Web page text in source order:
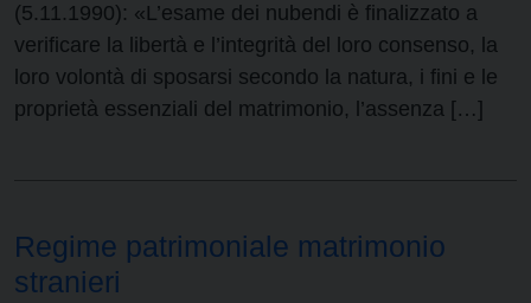
(5.11.1990): «L’esame dei nubendi è finalizzato a
verificare la libertà e l’integrità del loro consenso, la
loro volontà di sposarsi secondo la natura, i fini e le
proprietà essenziali del matrimonio, l’assenza […]
Regime patrimoniale matrimonio
stranieri